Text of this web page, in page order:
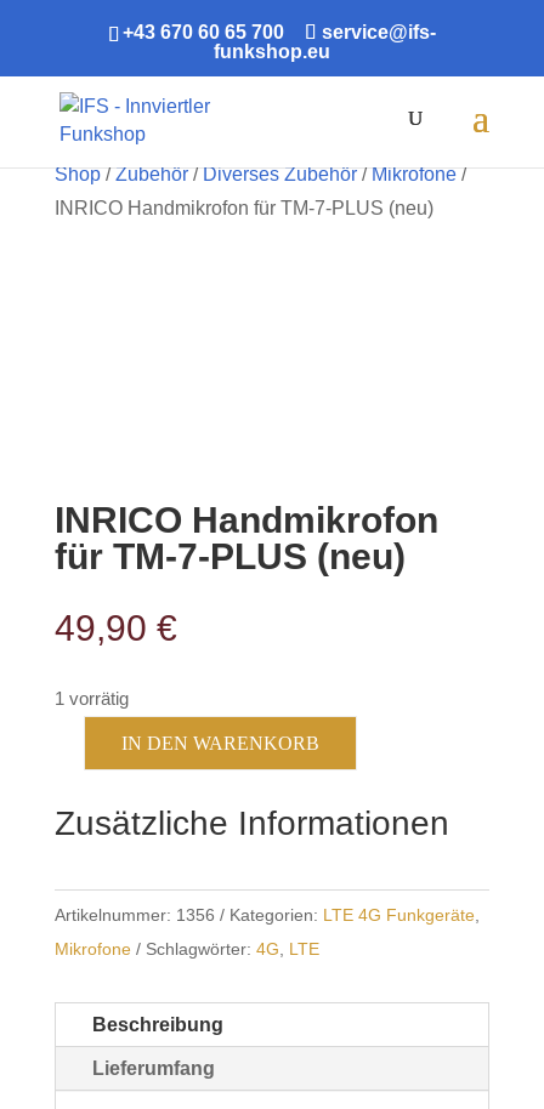
+43 670 60 65 700
service@ifs-
funkshop.eu
Shop/Zubehör/Diverses Zubehör/Mikrofone/
INRICO Handmikrofon für TM-7-PLUS (neu)
INRICO Handmikrofon
für TM-7-PLUS (neu)
49,90 €
1 vorrätig
INRICO
für
7-
PLUS
(neu)
Menge
IN DEN WARENKORB
Zusätzliche Informationen
Artikelnummer: 1356 Kategorien: LTE 4G Funkgeräte,
Mikrofone
Schlagwörter: 4G LTE
Beschreibung
Lieferumfang